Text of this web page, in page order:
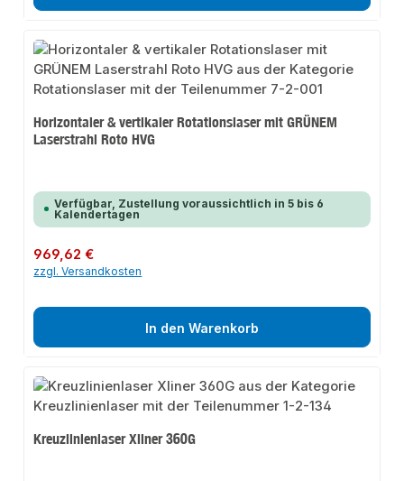
Horizontaler & vertikaler Rotationslaser mit GRÜNEM
Laserstrahl Roto HVG
Verfügbar, Zustellung voraussichtlich in 5 bis 6
Kalendertagen
Regulärer Preis:
969,62 €
zzgl. Versandkosten
In den Warenkorb
Kreuzlinienlaser Xliner 360G